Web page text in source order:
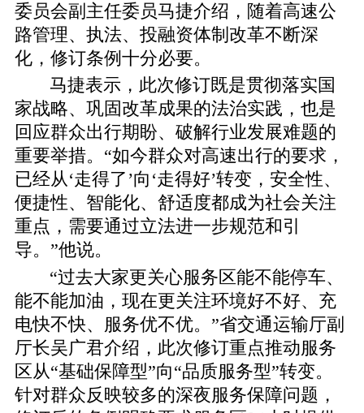
委员会副主任委员马捷介绍，随着高速公
路管理、执法、投融资体制改革不断深
化，修订条例十分必要。
马捷表示，此次修订既是贯彻落实国
家战略、巩固改革成果的法治实践，也是
回应群众出行期盼、破解行业发展难题的
重要举措。“如今群众对高速出行的要求，
已经从‘走得了’向‘走得好’转变，安全性、
便捷性、智能化、舒适度都成为社会关注
重点，需要通过立法进一步规范和引
导。”他说。
“过去大家更关心服务区能不能停车、
能不能加油，现在更关注环境好不好、充
电快不快、服务优不优。”省交通运输厅副
厅长吴广君介绍，此次修订重点推动服务
区从“基础保障型”向“品质服务型”转变。
针对群众反映较多的深夜服务保障问题，